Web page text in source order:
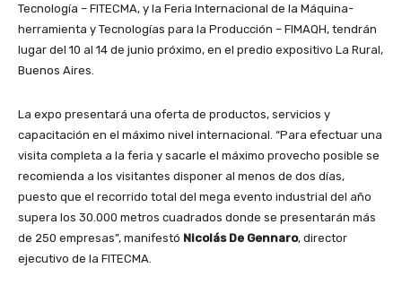
Tecnología – FITECMA, y la Feria Internacional de la Máquina-
herramienta y Tecnologías para la Producción – FIMAQH, tendrán
lugar del 10 al 14 de junio próximo, en el predio expositivo La Rural,
Buenos Aires.
La expo presentará una oferta de productos, servicios y
capacitación en el máximo nivel internacional. “Para efectuar una
visita completa a la feria y sacarle el máximo provecho posible se
recomienda a los visitantes disponer al menos de dos días,
puesto que el recorrido total del mega evento industrial del año
supera los 30.000 metros cuadrados donde se presentarán más
de 250 empresas”, manifestó Nicolás De Gennaro, director
ejecutivo de la FITECMA.